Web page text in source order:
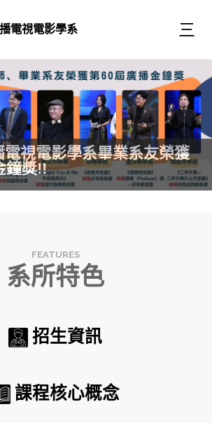
電視電影學系
視電影學系畢業系友榮獲
鐘獎!!
系所特色
招生資訊
課程核心概念